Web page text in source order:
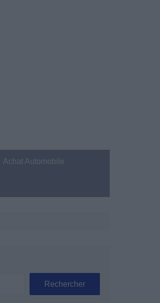
Achat Automobile
Rechercher